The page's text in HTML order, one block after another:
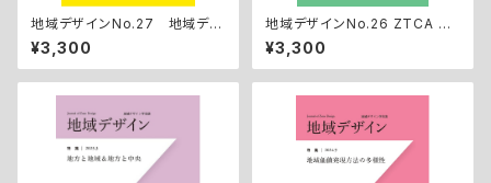
地域デザインNo.27 地域デザ
インのための境界融合と関係編
集
¥3,300
地域デザインNo.26 ZTCA デ
ザインモデルを構成する各要素
の展開事例
¥3,300